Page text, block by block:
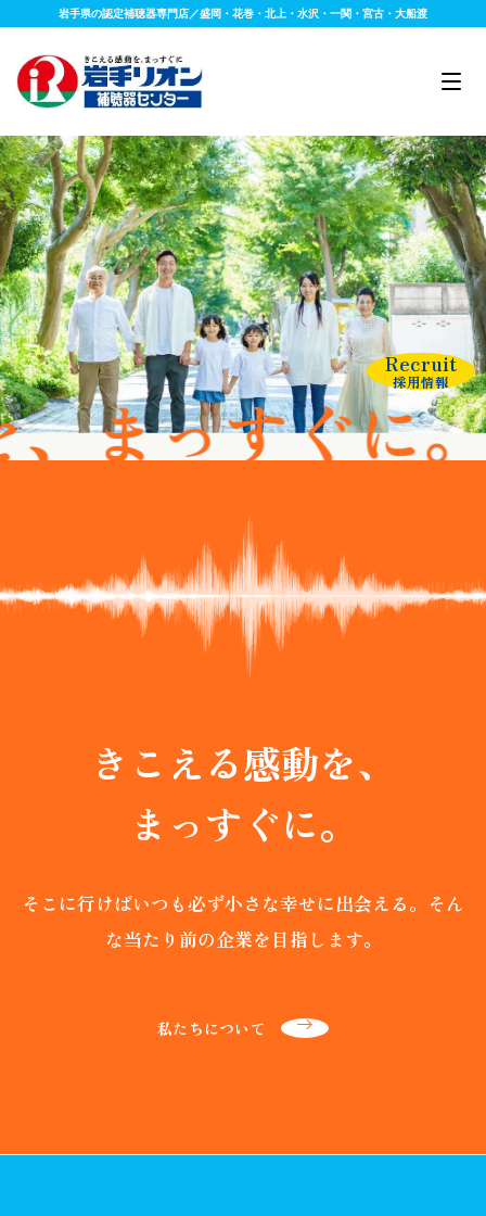
岩手県の認定補聴器専門店／盛岡・花巻・北上・水沢・一関・宮古・大船渡
ぐに。
Recruit
採用情報
きこえる感動を、
まっすぐに。
そこに行けばいつも必ず小さな幸せに出会える。 そん
な当たり前の企業を目指します。
私たちについて